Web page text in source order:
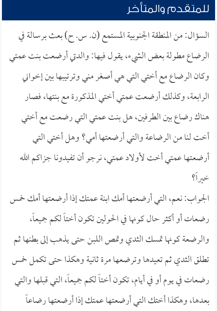
للمتقدم والمتأخر
السؤال: من المنطقة الجنوبية المستمع (ن. س. ح) بعث برسالة في
الرضاع مطولة بعض الشيء، يقول فيها: والدتي أرضعت بنت عمتي
وكان الرضاع مع أختي التي هي أصغر مني وترتيبها بين إخواني
الرابعة، وكذلك أرضعت عمتي أختي المذكورة مع بنتها، فصار
هناك رضاع بين الطرفين، هل بنت عمتي التي رضعت مع أختي
أخت لنا من الرضاعة والتي أرضعتها أمي؟ وهل أختي التي
أرضعتها عمتي أخت لأولاد عمتي، نرجو أن تفيدونا جزاكم الله
خيراً؟
الجواب: نعم، التي أرضعتها أمك ابنة عمتك إذا أرضعتها أمك خمس
رضعات أو أكثر حال كونها في الحولين تكون أختاً لكم جميعاً،
والرضعة كونها تمسك الثدي وتمص اللبن حتى يذهب إلى بطنها ثم
تطلق الثدي ثم تعيدها وترضعها مرة ثانية وهكذا حتى تكمل خمس
رضعات في يوم أو في أيام، تكون أختاً لكم جميعاً، التي قبلها والتي
بعدها، وهكذا أختك التي أرضعتها عمتك إذا أرضعتها رضاعاً